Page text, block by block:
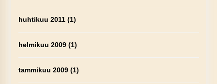
huhtikuu 2011(1)
helmikuu 2009(1)
tammikuu 2009(1)